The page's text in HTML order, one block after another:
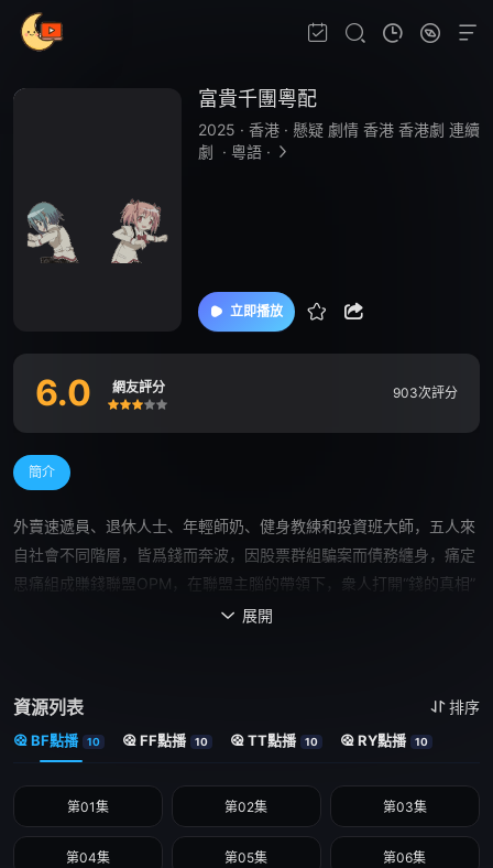
富貴千團粵配
2025 · 香港 · 懸疑 劇情 香港 香港劇 連續
劇 · 粵語 ·
立即播放
6.0 網友評分
很差較差還行
推薦
力薦
903次評分
簡介
外賣速遞員、退休人士、年輕師奶、健身教練和投資班大師，五人來
自社會不同階層，皆爲錢而奔波，因股票群組騙案而債務纏身，痛定
思痛組成賺錢聯盟OPM，在聯盟主腦的帶領下，衆人打開“錢的真相”
之門，步上玩弄财技創富之路。 三年内，OPM一步步由負債至滾
理想、放棄家庭，由追逐金錢至得到金錢卻被金錢牽着鼻子走，OPM
爲徹頭徹尾地騙子前，我們都以爲自己是爲勢所迫，但最後我們都變
成自己曾經讨厭的人。置身騙局當中，有人選擇繼續All in、有人選擇
抽身，亦有人選擇看清真相。我們無法改變金錢世界，但可以選擇是
否重拾初心，把騙局變成理想！
 展開
資源列表 排序
BF點播 10 FF點播 10 TT點播 10 RY點播 10
第01集 第02集 第03集
第04集 第05集 第06集